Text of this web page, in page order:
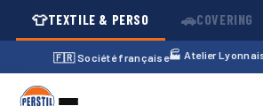
👕TEXTILE & PERSO 🚗COVERING
🇫🇷 Société française🏭 Atelier